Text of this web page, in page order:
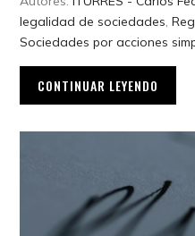
legalidad de sociedades,
Sociedades por acciones
CONTINUAR LEYENDO